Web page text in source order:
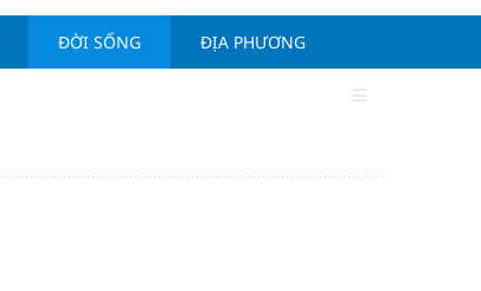
ĐỜI SỐNG ĐỊA PHƯƠNG